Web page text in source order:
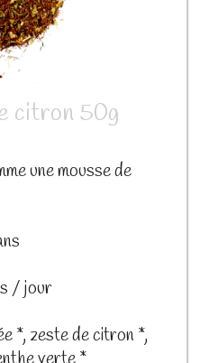
citron 50g
une mousse de
/ jour
*, zeste de citron *,